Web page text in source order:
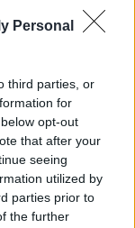
Personal
third parties, or
for
opt-out
that after your
seeing
utilized by
parties prior to
the further
kötelék